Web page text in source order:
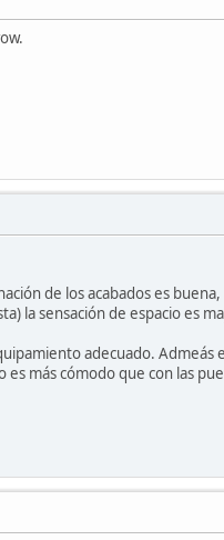
de los acabados es
la sensación de espacio es
adecuado. Admeás
más cómodo que con las